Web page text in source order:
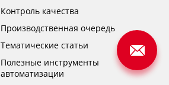
Контроль качества
Производственная очередь
Тематические статьи
Полезные инструменты
автоматизации